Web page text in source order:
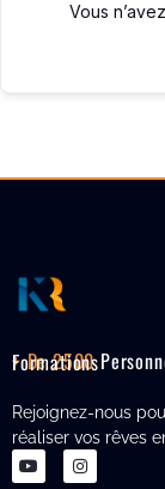
Vous
+ De 2500
Personnes Actuellement Satisfaites De Mes Formations
Rejoignez-nous
réaliser vos rêves